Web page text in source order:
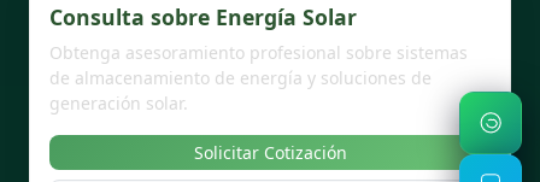
Consulta sobre Energía Solar
Obtenga asesoramiento profesional sobre sistemas
de almacenamiento de energía y soluciones de
generación solar.
Solicitar Cotización